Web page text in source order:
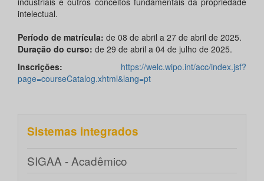
intelectual.
Período de matrícula: de 08 de abril a 27 de abril de 2025.
Duração do curso: de 29 de abril a 04 de julho de 2025.
Inscrições:
https://welc.wipo.int/acc/index.jsf?
page=courseCatalog.xhtml&lang=pt
Sistemas integrados
SIGAA - Acadêmico